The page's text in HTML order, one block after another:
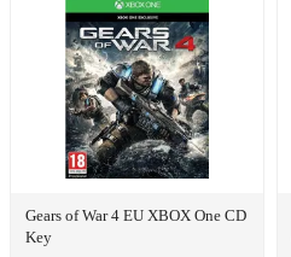
Gears of War 4 EU XBOX One CD
Key